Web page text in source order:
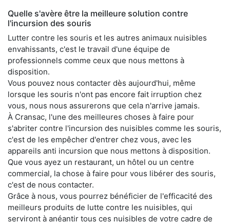
Quelle s'avère être la meilleure solution contre
l'incursion des souris
Lutter contre les souris et les autres animaux nuisibles
envahissants, c'est le travail d'une équipe de
professionnels comme ceux que nous mettons à
disposition.
Vous pouvez nous contacter dès aujourd'hui, même
lorsque les souris n'ont pas encore fait irruption chez
vous, nous nous assurerons que cela n'arrive jamais.
À Cransac, l'une des meilleures choses à faire pour
s'abriter contre l'incursion des nuisibles comme les souris,
c'est de les empêcher d'entrer chez vous, avec les
appareils anti incursion que nous mettons à disposition.
Que vous ayez un restaurant, un hôtel ou un centre
commercial, la chose à faire pour vous libérer des souris,
c'est de nous contacter.
Grâce à nous, vous pourrez bénéficier de l'efficacité des
meilleurs produits de lutte contre les nuisibles, qui
serviront à anéantir tous ces nuisibles de votre cadre de